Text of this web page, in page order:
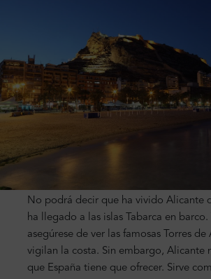
No podrá decir que ha vivido Alicante
ha llegado a las islas Tabarca en
asegúrese de ver las famosas Torres
vigilan la costa. Sin embargo, Alicante
que España tiene que ofrecer. Sirve